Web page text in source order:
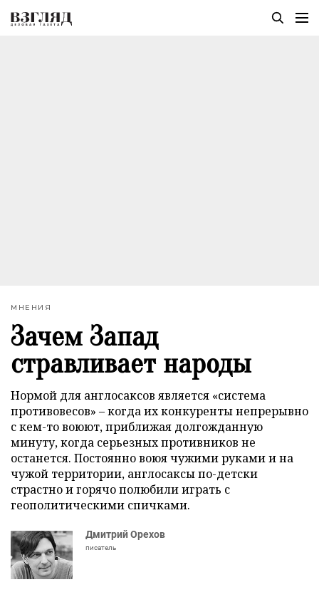
МНЕНИЯ
Зачем Запад
стравливает народы
Нормой для англосаксов является «система
противовесов» – когда их конкуренты непрерывно
с кем-то воюют, приближая долгожданную
минуту, когда серьезных противников не
останется. Постоянно воюя чужими руками и на
чужой территории, англосаксы по-детски
страстно и горячо полюбили играть с
геополитическими спичками.
Дмитрий Орехов
писатель